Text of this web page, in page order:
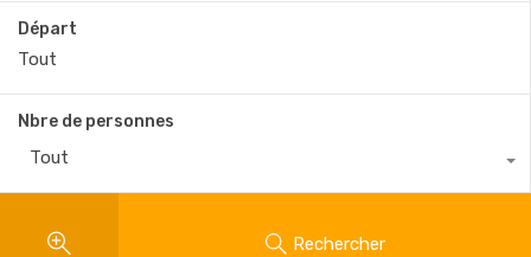
Départ
Nbre de personnes
Tout
Rechercher